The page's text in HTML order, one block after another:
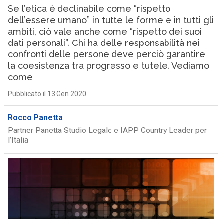
Se l’etica è declinabile come “rispetto
dell’essere umano” in tutte le forme e in tutti gli
ambiti, ciò vale anche come “rispetto dei suoi
dati personali”. Chi ha delle responsabilità nei
confronti delle persone deve perciò garantire
la coesistenza tra progresso e tutele. Vediamo
come
Pubblicato il 13 Gen 2020
Rocco Panetta
Partner Panetta Studio Legale e IAPP Country Leader per
l’Italia